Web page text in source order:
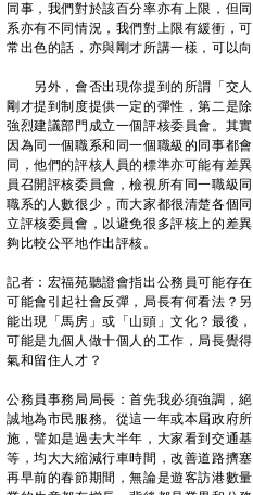
同事，我們對於該百分率亦有上限，但
系亦有不同情況，我們對上限有緩衝，
常出色的話，亦與剛才所講一樣，可以向
另外，會否出現你提到的所謂「交人
剛才提到制度提供一定的彈性，第二是
強烈建議部門成立一個評核委員會。其
因為同一個職系和同一個職級的同事都
同，他們的評核人員的標準亦可能有差
員召開評核委員會，檢視所有同一職級
職系的人數很少，而大家都很清楚各個
立評核委員會，以避免很多評核上的差
夠比較公平地作出評核。
記者：宏福苑聽證會指出公務員可能存
可能會引起社會反彈，局長有何看法？
能出現「馬房」或「山頭」文化？最後
可能是九個人做十個人的工作，局長覺
氣和留住人才？
公務員事務局局長：首先我必須強調，
誠地為市民服務。從這一年或本屆政府
施，譬如是過去大半年，大家看到交通
等，均大大縮減行車時間，改善道路擠
再早前的春節期間，無論是遊客訪港數